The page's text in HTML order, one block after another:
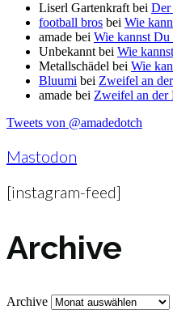
Liserl Gartenkraft bei Der
football bros bei Wie
amade bei Wie kannst Du
Unbekannt bei Wie
Metallschädel bei Wie
Bluumi bei Zweifel an
amade bei Zweifel an der
Tweets von @amadedotch
Mastodon
[instagram-feed]
Archive
Archive